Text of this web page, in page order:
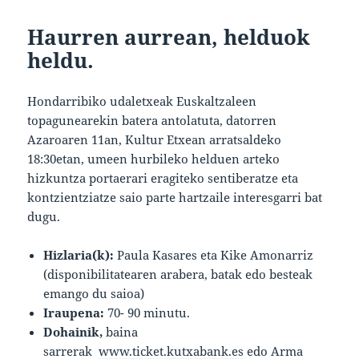
Haurren aurrean, helduok
heldu.
Hondarribiko udaletxeak Euskaltzaleen
topagunearekin batera antolatuta, datorren
Azaroaren 11an, Kultur Etxean arratsaldeko
18:30etan, umeen hurbileko helduen arteko
hizkuntza portaerari eragiteko sentiberatze eta
kontzientziatze saio parte hartzaile interesgarri bat
dugu.
Hizlaria(k): Paula Kasares eta Kike Amonarriz
(disponibilitatearen arabera, batak edo besteak
emango du saioa)
Iraupena: 70- 90 minutu.
Dohainik, baina
sarrerakwww.ticket.kutxabank.es edo Arma